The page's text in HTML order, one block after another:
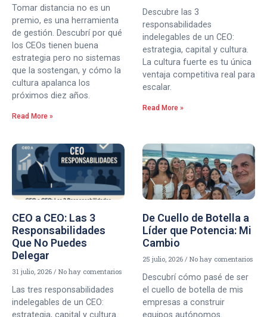
Tomar distancia no es un
premio, es una herramienta
de gestión. Descubrí por qué
los CEOs tienen buena
estrategia pero no sistemas
que la sostengan, y cómo la
cultura apalanca los
próximos diez años.
Read More »
Descubre las 3
responsabilidades
indelegables de un CEO:
estrategia, capital y cultura.
La cultura fuerte es tu única
ventaja competitiva real para
escalar.
Read More »
CEO a CEO: Las 3
Responsabilidades
Que No Puedes
Delegar
31 julio, 2026 No hay comentarios
Las tres responsabilidades
indelegables de un CEO:
De Cuello de Botella a
Líder que Potencia: Mi
Cambio
25 julio, 2026 No hay comentarios
Descubrí cómo pasé de ser
el cuello de botella de mis
empresas a construir